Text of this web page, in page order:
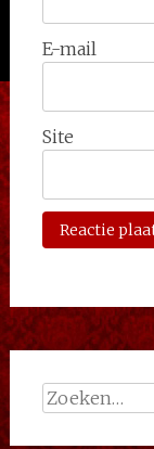
E-mail
Site
Zoeken